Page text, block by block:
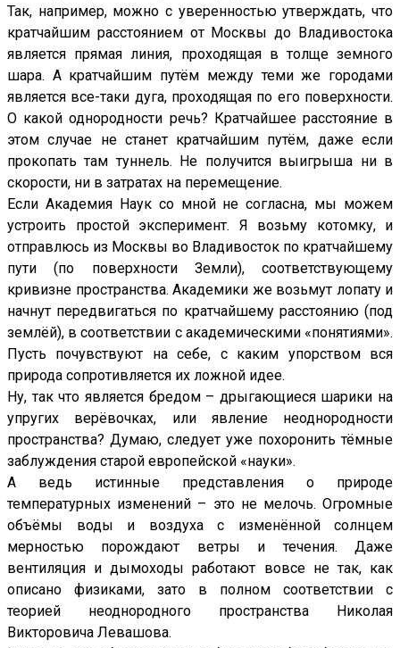
Так, например, можно с уверенностью утверждать, что
кратчайшим расстоянием от Москвы до Владивостока
является прямая линия, проходящая в толще земного
шара. А кратчайшим путём между теми же городами
является все-таки дуга, проходящая по его поверхности.
О какой однородности речь? Кратчайшее расстояние в
этом случае не станет кратчайшим путём, даже если
прокопать там туннель. Не получится выигрыша ни в
скорости, ни в затратах на перемещение.
Если Академия Наук со мной не согласна, мы можем
устроить простой эксперимент. Я возьму котомку, и
отправлюсь из Москвы во Владивосток по кратчайшему
пути (по поверхности Земли), соответствующему
кривизне пространства. Академики же возьмут лопату и
начнут передвигаться по кратчайшему расстоянию (под
землёй), в соответствии с академическими «понятиями».
Пусть почувствуют на себе, с каким упорством вся
природа сопротивляется их ложной идее.
Ну, так что является бредом – дрыгающиеся шарики на
упругих верёвочках, или явление неоднородности
пространства? Думаю, следует уже похоронить тёмные
заблуждения старой европейской «науки».
А ведь истинные представления о природе
температурных изменений – это не мелочь. Огромные
объёмы воды и воздуха с изменённой солнцем
мерностью порождают ветры и течения. Даже
вентиляция и дымоходы работают вовсе не так, как
описано физиками, зато в полном соответствии с
теорией неоднородного пространства Николая
Викторовича Левашова.